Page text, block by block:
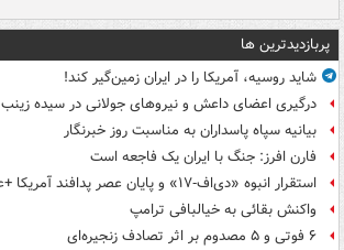
پربازدیدترین ها
شاید روسیه، آمریکا را در ایران زمین‌گیر کند!
درگیری اعضای داعش و نیروهای جولانی در سیده زینب
بیانیه سپاه پاسداران به مناسبت روز خبرنگار
فارن افرز: جنگ با ایران یک فاجعه است
استقرار انبوه «دی‌اف‑۱۷» و پایان عصر پدافند آمریکا +عکس
واکنش بقائی به خیالبافی ترامپ
۶ فوتی و ۵ مصدوم بر اثر تصادف زنجیره‌ای